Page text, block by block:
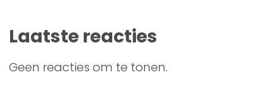
Laatste reacties
Geen reacties om te tonen.